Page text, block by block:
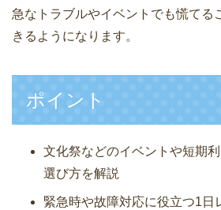
急なトラブルやイベントでも慌てる
きるようになります。
ポイント
文化祭などのイベントや短期
選び方を解説
緊急時や故障対応に役立つ1日